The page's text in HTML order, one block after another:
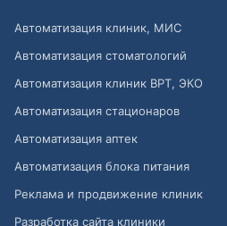
Автоматизация клиник, МИС
Автоматизация стоматологий
Автоматизация клиник ВРТ, ЭКО
Автоматизация стационаров
Автоматизация аптек
Автоматизация блока питания
Реклама и продвижение клиник
Разработка сайта клиники